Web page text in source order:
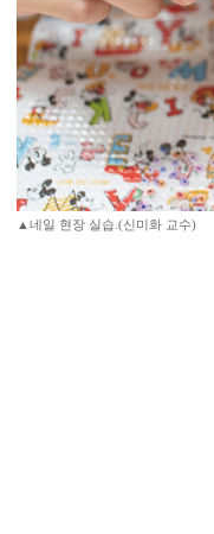
▲네일 현장 실습.(신미화 교수)